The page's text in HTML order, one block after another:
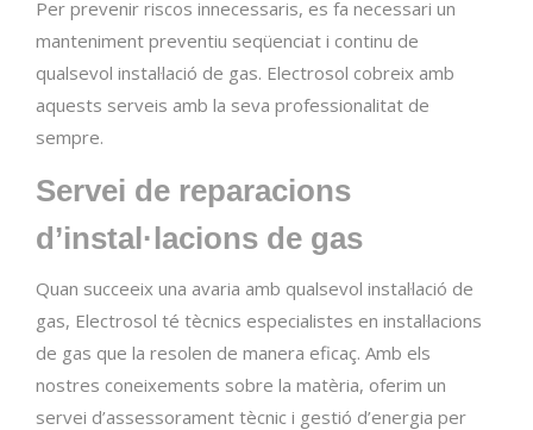
Per prevenir riscos innecessaris, es fa necessari un
manteniment preventiu seqüenciat i continu de
qualsevol instal·lació de gas. Electrosol cobreix amb
aquests serveis amb la seva professionalitat de
sempre.
Servei de reparacions
d’instal·lacions de gas
Quan succeeix una avaria amb qualsevol instal·lació de
gas, Electrosol té tècnics especialistes en instal·lacions
de gas que la resolen de manera eficaç. Amb els
nostres coneixements sobre la matèria, oferim un
servei d’assessorament tècnic i gestió d’energia per